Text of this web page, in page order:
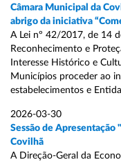
Câmara Municipal da
abrigo da iniciativa
A Lei nº 42/2017, de 14
Reconhecimento e
Interesse Histórico e
Municípios proceder ao
estabelecimentos e
2026-03-30
Sessão de
Covilhã
A Direção-Geral da